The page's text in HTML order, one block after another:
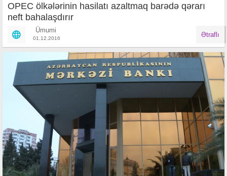
OPEC ölkələrinin hasilatı azaltmaq barədə qərarı
neft bahalaşdırır
Ümumi
01.12.2016 Ətraflı